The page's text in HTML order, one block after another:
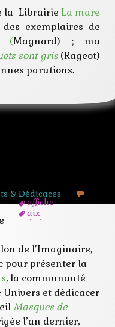
la Librairie La mare
exemplaires de
(Magnard) ; ma
sont gris(Rageot)
parutions.
& Dédicaces
affiche
aix
dédicace
festival
imaginaire
lambesc
mondes
programme
public
recueil
rencontre
de l’Imaginaire,
pour présenter la
, la communauté
Univers et dédicacer
Masques de
l’an dernier,